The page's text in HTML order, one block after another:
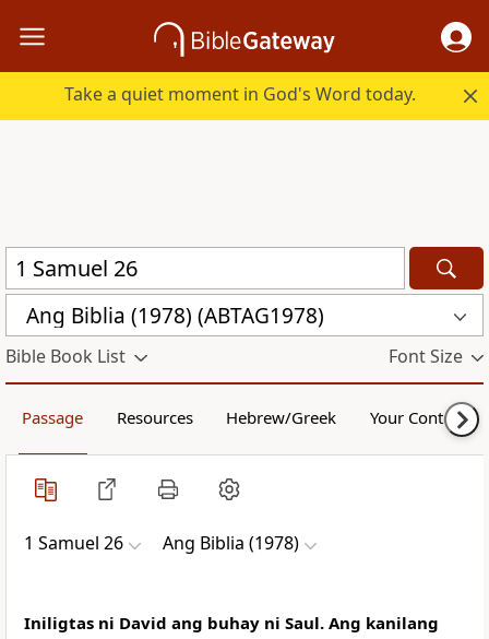
Take a quiet moment in God's Word today.
Ang Biblia (1978) (ABTAG1978)
Bible Book List Font Size
Passage Resources Hebrew/Greek Your Content
1 Samuel 26 Ang Biblia (1978)
Iniligtas ni David ang buhay ni Saul. Ang kanilang